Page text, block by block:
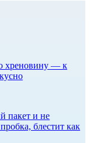
хреновину — к
пакет и не
блестит как